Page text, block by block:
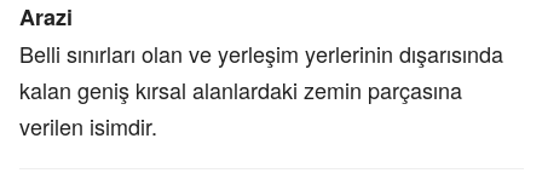
Arazi
Belli sınırları olan ve yerleşim yerlerinin dışarısında
kalan geniş kırsal alanlardaki zemin parçasına
verilen isimdir.